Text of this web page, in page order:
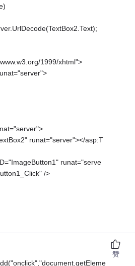
1999/xhtml">
runat="server"></asp:T
runat="serve
/>
赞